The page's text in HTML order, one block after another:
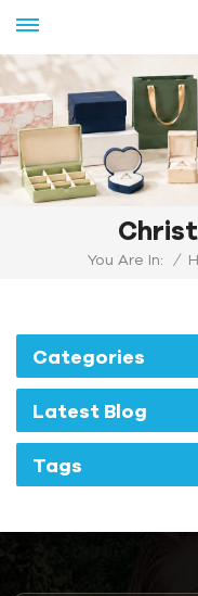
You Are In: /
Categories
Latest Blog
Tags